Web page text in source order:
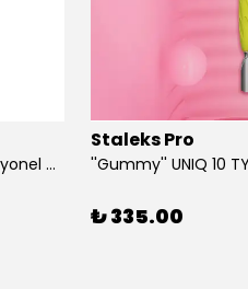
''Ballerina'' UNIQ 10 TYPE 4 Profesyonel Tırnak Eti Makası
Staleks Pro
₺ 335.00